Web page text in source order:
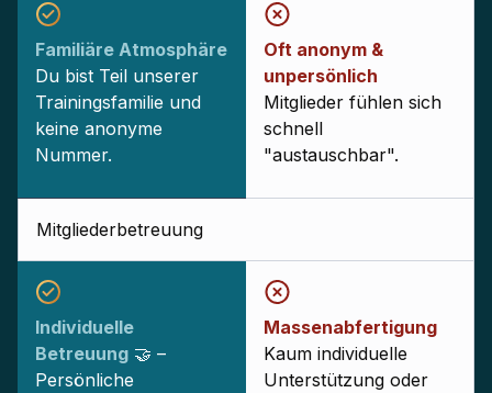
Familiäre Atmosphäre
Du bist Teil unserer
Trainingsfamilie und
keine anonyme
Nummer.
Oft anonym &
unpersönlich
Mitglieder fühlen sich
schnell
"austauschbar".
Mitgliederbetreuung
Individuelle
Betreuung 🤝 –
Persönliche
Massenabfertigung
Kaum individuelle
Unterstützung oder